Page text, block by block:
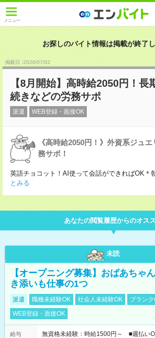
メニュー
お探しのバイト情報は掲載が終了し
掲載日 :2026/07/02
【8月開始】高時給2050円！長
続きなどの労務サポ
派遣 WEB登録・面接OK
《高時給2050円！》外資系ジュ
務サポ！
英語チョコット！AI使って会話ができればOK＊
とみる
あなたの閲覧履歴からのオス
未読
【オープニング募集】おばあちゃ
き添いも仕事の1つ
派遣 職種未経験OK 社会人未経験OK
ブラン
WEB登録・面接OK
給与
無資格未経験：時給1500円～ ■週払